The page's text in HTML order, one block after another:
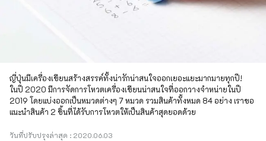
ญี่ปุ่นมีเครื่องเขียนสร้างสรรค์ทั้งน่ารักน่าสนใจออกเยอะแยะมากมายทุกปี!
ในปี 2020 มีการจัดการโหวตเครื่องเขียนน่าสนใจที่ออกวางจำหน่ายในปี
2019 โดยแบ่งออกเป็นหมวดต่างๆ 7 หมวด รวมสินค้าทั้งหมด 84 อย่าง เราขอ
แนะนำสินค้า 2 ชิ้นที่ได้รับการโหวตให้เป็นสินค้าสุดยอดด้วย
วันที่ปรับปรุงล่าสุด : 2020.06.03